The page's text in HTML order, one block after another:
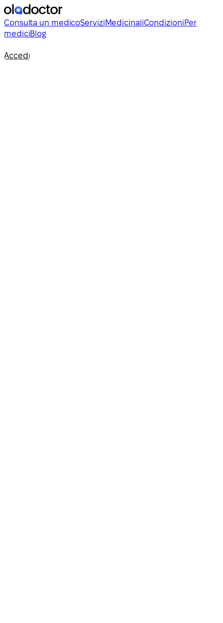
Consulta un medicoServiziMedicinaliCondizioniPer
mediciBlog
Accedi